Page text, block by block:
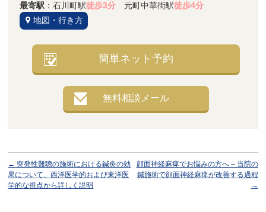
最寄駅 ：石川町駅徒歩3分 元町中華街駅徒歩4分
地図・行き方
簡単ネット予約
無料相談メール
← 突発性難聴の施術における鍼灸の効
果について、西洋医学的および東洋医
学的な視点から詳しく説明
顔面神経麻痺でお悩みの方へ – 当院の
鍼施術で顔面神経麻痺が改善する過程
→